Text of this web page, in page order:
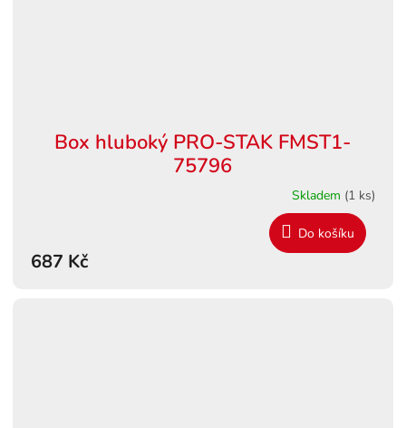
Box hluboký PRO-STAK FMST1-
75796
Skladem (1 ks)
687 Kč
Do košíku